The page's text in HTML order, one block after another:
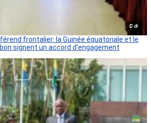
© dr
frontalier: la Guinée équatoriale et le
signent un accord d’engagement